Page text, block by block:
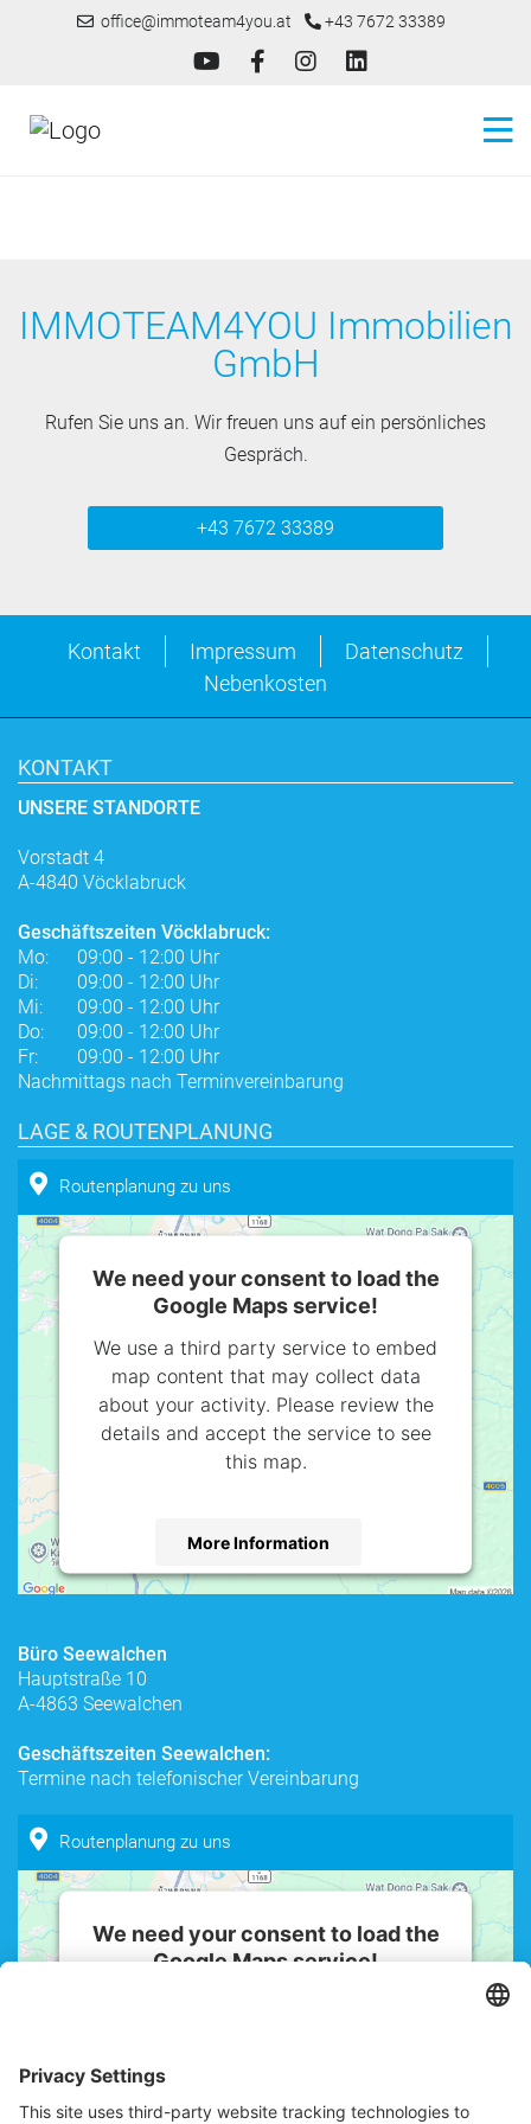
office@immoteam4you.at +43 7672 33389
IMMOTEAM4YOU Immobilien
GmbH
Rufen Sie uns an. Wir freuen uns auf ein persönliches
Gespräch.
+43 7672 33389
Kontakt Impressum
Datenschutz
Nebenkosten
KONTAKT
UNSERE STANDORTE
Vorstadt 4
A-4840 Vöcklabruck
Geschäftszeiten Vöcklabruck:
Mo:
Di:
Mi:
Do:
Fr:
09:00 - 12:00 Uhr
09:00 - 12:00 Uhr
09:00 - 12:00 Uhr
09:00 - 12:00 Uhr
09:00 - 12:00 Uhr
Nachmittags nach Terminvereinbarung
LAGE & ROUTENPLANUNG
Routenplanung zu uns
We need your consent to load the
Google Maps service!
We use a third party service to embed
map content that may collect data
about your activity. Please review the
details and accept the service to see
this map.
More Information
powered by
Büro Seewalchen
Hauptstraße 10
A-4863 Seewalchen
Geschäftszeiten Seewalchen:
Termine nach telefonischer Vereinbarung
Routenplanung zu uns
We need your consent to load the
Google Maps service!
details and accept the service to see
this map.